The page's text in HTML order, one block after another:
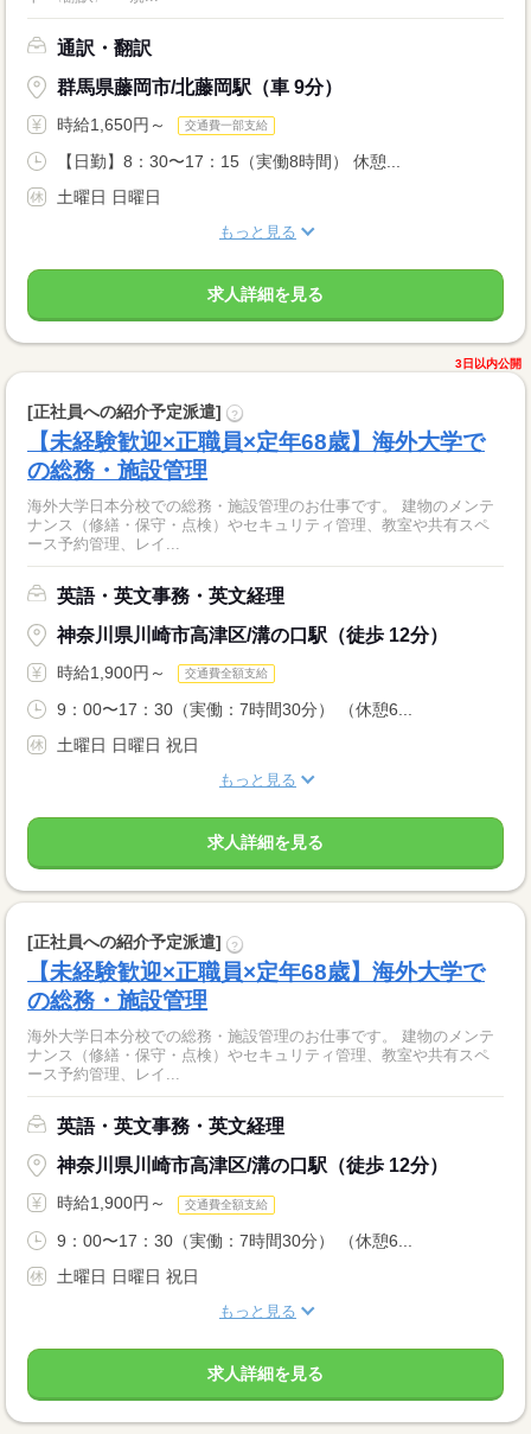
通訳・翻訳
群馬県藤岡市/北藤岡駅（車 9分）
時給1,650円～ 交通費一部支給
【日勤】8：30〜17：15（実働8時間） 休憩...
土曜日 日曜日
もっと見る
求人詳細を見る
3日以内公開
[正社員への紹介予定派遣] ?
【未経験歓迎×正職員×定年68歳】海外大学で
の総務・施設管理
海外大学日本分校での総務・施設管理のお仕事です。 建物のメンテ
ナンス（修繕・保守・点検）やセキュリティ管理、教室や共有スペ
ース予約管理、レイ...
英語・英文事務・英文経理
神奈川県川崎市高津区/溝の口駅（徒歩 12分）
時給1,900円～ 交通費全額支給
9：00〜17：30（実働：7時間30分） （休憩6...
土曜日 日曜日 祝日
もっと見る
求人詳細を見る
[正社員への紹介予定派遣] ?
【未経験歓迎×正職員×定年68歳】海外大学で
の総務・施設管理
海外大学日本分校での総務・施設管理のお仕事です。 建物のメンテ
ナンス（修繕・保守・点検）やセキュリティ管理、教室や共有スペ
ース予約管理、レイ...
英語・英文事務・英文経理
神奈川県川崎市高津区/溝の口駅（徒歩 12分）
時給1,900円～ 交通費全額支給
9：00〜17：30（実働：7時間30分） （休憩6...
土曜日 日曜日 祝日
もっと見る
求人詳細を見る